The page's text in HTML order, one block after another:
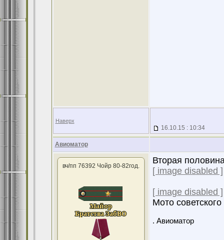
Наверх
16.10.15 : 10:34
Авиоматор
вч/пп 76392 Чойр 80-82год.
Вторая
[ image disabled ]
[ image disabled ]
Мото
. Авиоматор